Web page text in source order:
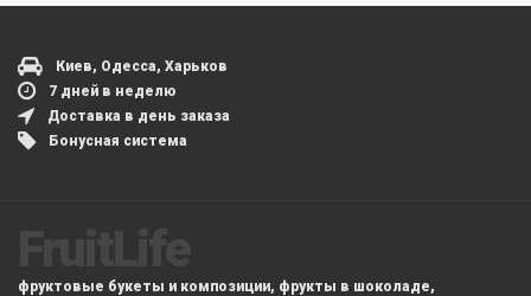
Киев, Одесса, Харьков
7 дней в неделю
Доставка в день заказа
Бонусная система
фруктовые букеты и композиции, фрукты в шоколаде,